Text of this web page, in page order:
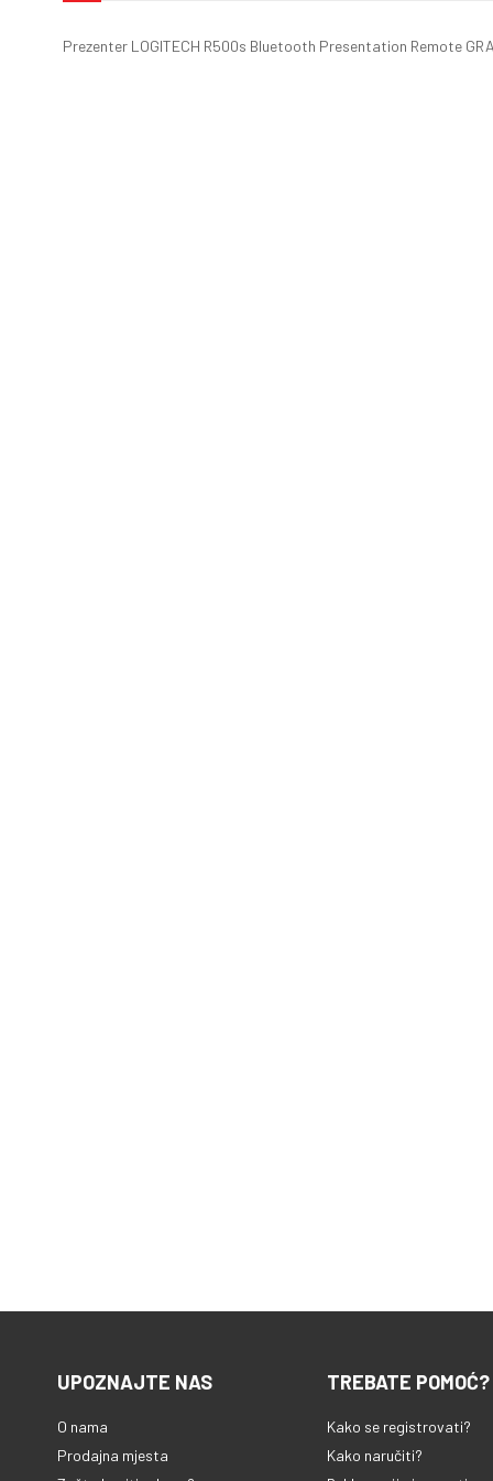
Prezenter LOGITECH R500s Bluetooth Presentation Remote
UPOZNAJTE NAS
O nama
Prodajna mjesta
TREBATE POMOĆ?
Kako se registrovati?
Kako naručiti?